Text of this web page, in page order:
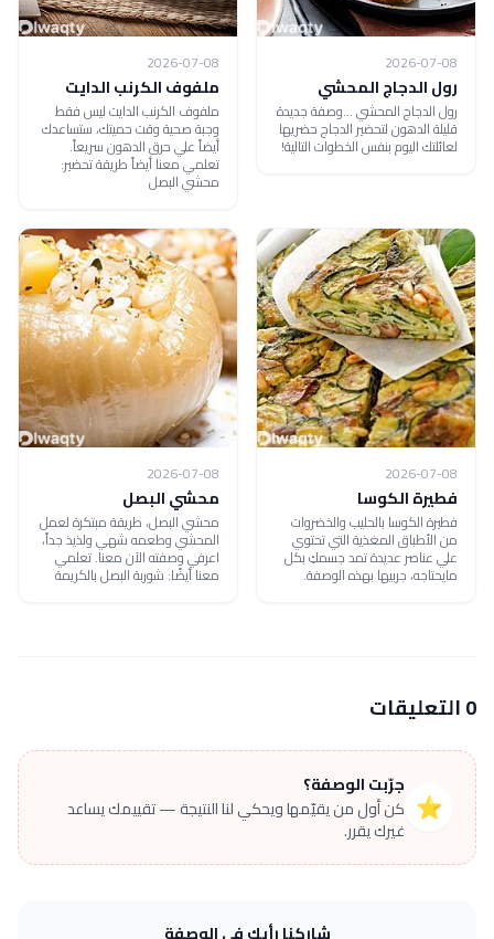
2026-07-08
رول الدجاج المحشي
رول الدجاج المحشي ...وصفة جديدة
قليلة الدهون لتحضير الدجاج حضريها
لعائلتك اليوم بنفس الخطوات التالية!
2026-07-08
ملفوف الكرنب الدايت
ملفوف الكرنب الدايت ليس فقط
وجبة صحية وقت حميتك، ستساعدك
أيضاً علي حرق الدهون سريعاً.
تعلمي معنا أيضاً طريقة تحضير:
محشي البصل
2026-07-08
فطيرة الكوسا
فطيرة الكوسا بالحليب والخضروات
من الأطباق المغذية التي تحتوي
علي عناصر عديدة تمد جسمكِ بكل
مايحتاجه، جربيها بهذه الوصفة.
2026-07-08
محشي البصل
محشي البصل، طريقة مبتكرة لعمل
المحشي وطعمه شهي ولذيذ جداً،
اعرفي وصفته الآن معنا. تعلمي
معنا أيضًا: شوربة البصل بالكريمة
0 التعليقات
⭐
جرّبت الوصفة؟
كن أول من يقيّمها ويحكي لنا النتيجة — تقييمك يساعد
غيرك يقرر.
شاركنا رأيك في الوصفة